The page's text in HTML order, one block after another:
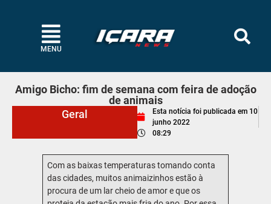
MENU
Amigo Bicho: fim de semana com feira de adoção
de animais
Geral
Esta notícia foi publicada em 10
junho 2022
08:29
Com as baixas temperaturas tomando conta
das cidades, muitos animaizinhos estão à
procura de um lar cheio de amor e que os